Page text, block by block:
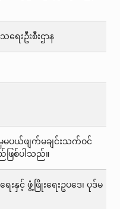
ရေးဦးစီးဌာန
ပယ်ဖျက်မချင်းသက်ဝင်
ြစ်ပါသည်။
ေးနှင့် ဖွံ့ဖြိုးရေးဥပဒေ၊ ပုဒ်မ